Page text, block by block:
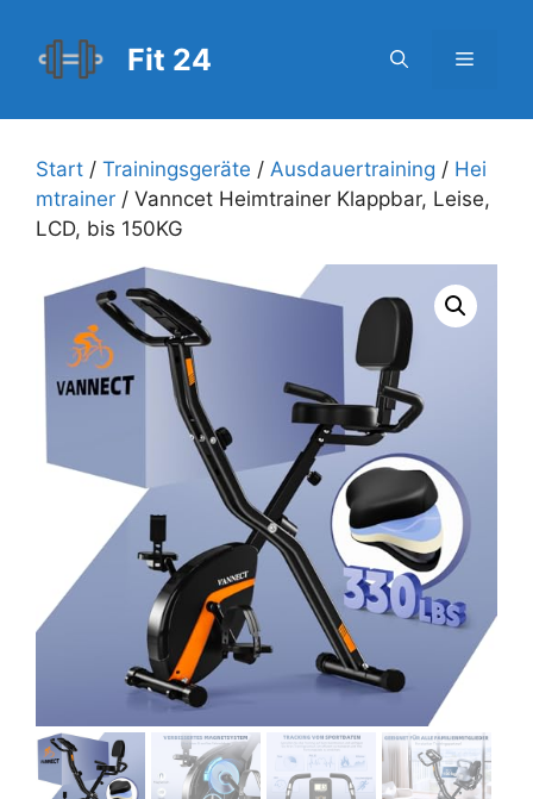
Inhalt
springen
Fit 24 Menü
Start / Trainingsgeräte / Ausdauertraining / Hei
mtrainer / Vanncet Heimtrainer Klappbar, Leise,
LCD, bis 150KG